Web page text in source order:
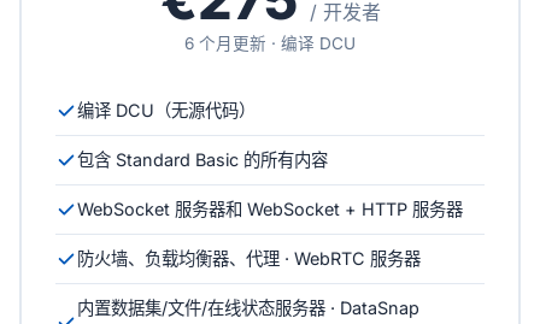
/ 开发者
6 个月更新 · 编译 DCU
编译 DCU（无源代码）
包含 Standard Basic 的所有内容
WebSocket 服务器和 WebSocket + HTTP 服务器
防火墙、负载均衡器、代理 · WebRTC 服务器
内置数据集/文件/在线状态服务器 · DataSnap